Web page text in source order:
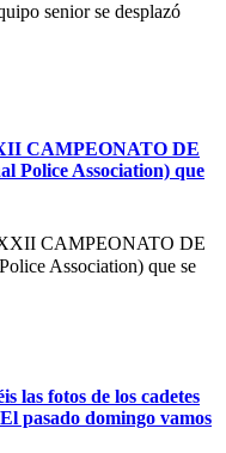
senior se desplazó
CAMPEONATO DE
Police Association) que
CAMPEONATO DE
Association) que se
las fotos de los cadetes
pasado domingo vamos